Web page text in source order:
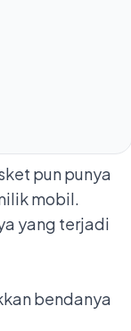
pun punya
mobil.
yang terjadi
bendanya